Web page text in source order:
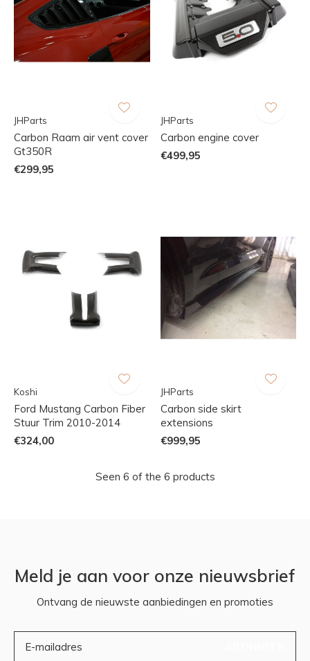
JHParts
Carbon Raam air vent cover
Gt350R
€299,95
JHParts
Carbon engine cover
€499,95
Koshi
Ford Mustang Carbon Fiber
Stuur Trim 2010-2014
€324,00
JHParts
Carbon side skirt
extensions
€999,95
Seen 6 of the 6 products
Meld je aan voor onze nieuwsbrief
Ontvang de nieuwste aanbiedingen en promoties